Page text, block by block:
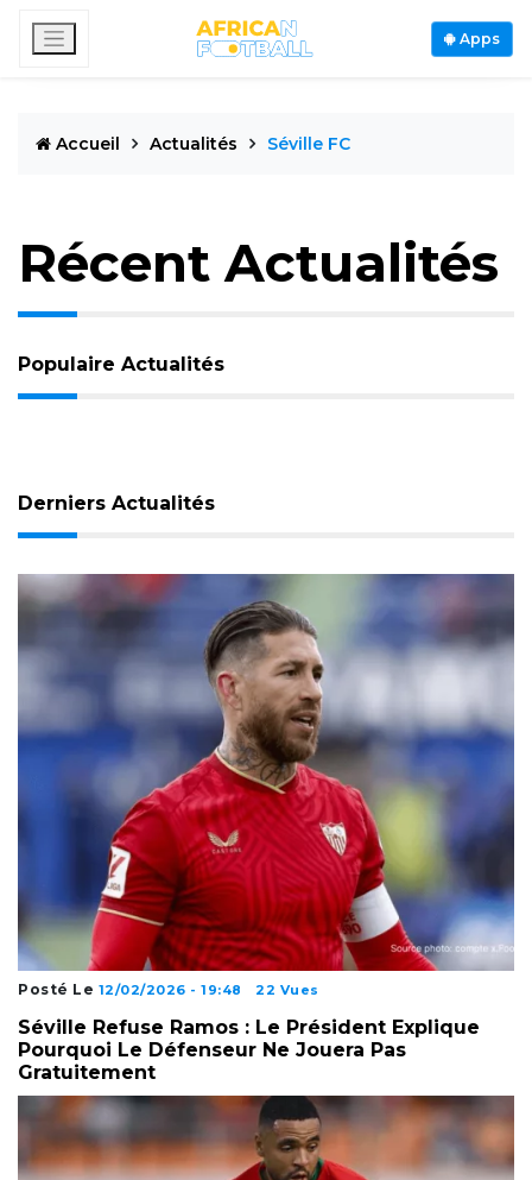
Apps
Accueil Actualités Séville FC
Récent Actualités
Populaire Actualités
Derniers Actualités
Posté Le 12/02/2026 - 19:48 22 Vues
Séville Refuse Ramos : Le Président Explique
Pourquoi Le Défenseur Ne Jouera Pas
Gratuitement